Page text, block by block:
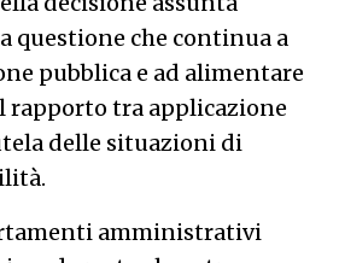
questione che continua a
pubblica e ad alimentare
tra applicazione
delle situazioni di
amministrativi